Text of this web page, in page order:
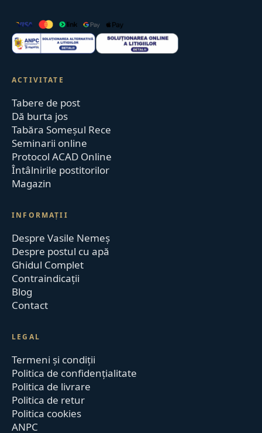
ACTIVITATE
Tabere de post
Dă burta jos
Tabăra Someșul Rece
Seminarii online
Protocol ACAD Online
Întâlnirile postitorilor
Magazin
INFORMAȚII
Despre Vasile Nemeș
Despre postul cu apă
Ghidul Complet
Contraindicații
Blog
Contact
LEGAL
Termeni și condiții
Politica de confidențialitate
Politica de livrare
Politica de retur
Politica cookies
ANPC